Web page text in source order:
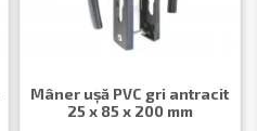
Mâner ușă PVC gri antracit
25 x 85 x 200 mm